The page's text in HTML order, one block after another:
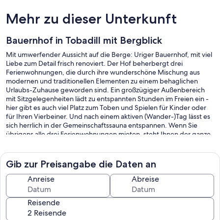
Mehr zu dieser Unterkunft
Bauernhof in Tobadill mit Bergblick
Mit umwerfender Aussicht auf die Berge: Uriger Bauernhof, mit viel
Liebe zum Detail frisch renoviert. Der Hof beherbergt drei
Ferienwohnungen, die durch ihre wunderschöne Mischung aus
modernen und traditionellen Elementen zu einem behaglichen
Urlaubs-Zuhause geworden sind. Ein großzügiger Außenbereich
mit Sitzgelegenheiten lädt zu entspannten Stunden im Freien ein -
hier gibt es auch viel Platz zum Toben und Spielen für Kinder oder
für Ihren Vierbeiner. Und nach einem aktiven (Wander-)Tag lässt es
sich herrlich in der Gemeinschaftssauna entspannen. Wenn Sie
übrigens alle drei Ferienwohnungen mieten, steht Ihnen der ganze
Freunden oder einer großen Familie.
Tobadill ist ein sogenanntes Streudorf in herrlicher Lage oberhalb
des Paznautals und ganz im Westen von Tirol. Durch die einzigartige
Bergwelt stehen hier Naturverbundenheit und Ruhe ganz im
Vordergrund Ihres Urlaubs. Trotzdem haben Sie bekannte Orte wie
Galtür, Ischgl und Kappl schnell erreicht - sie liegen alle nur
zwischen 15 und 30 Kilometer von Tobadill entfernt.
Gib zur Preisangabe die Daten an
Anreise Abreise
Reisende